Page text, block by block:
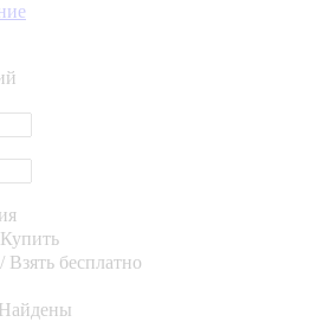
бесплатно